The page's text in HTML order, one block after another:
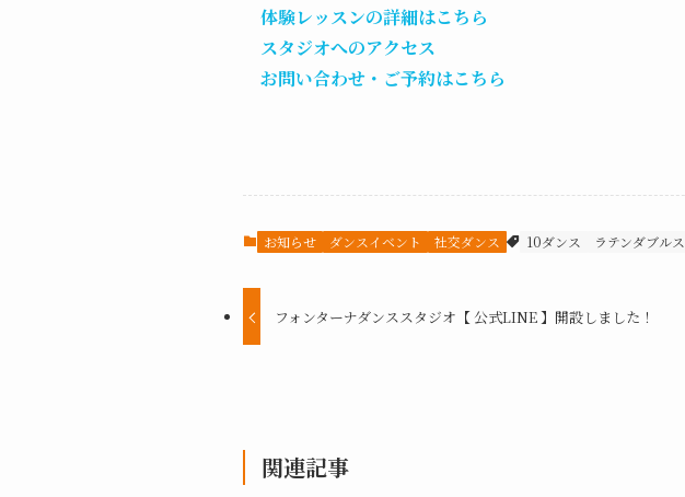
体験レッスンの詳細はこちら
スタジオへのアクセス
お問い合わせ・ご予約はこちら
お知らせ ダンスイベント 社交ダンス 10ダンス ラテンダブルス
フォンターナダンススタジオ【 公式LINE 】開設しました！
関連記事